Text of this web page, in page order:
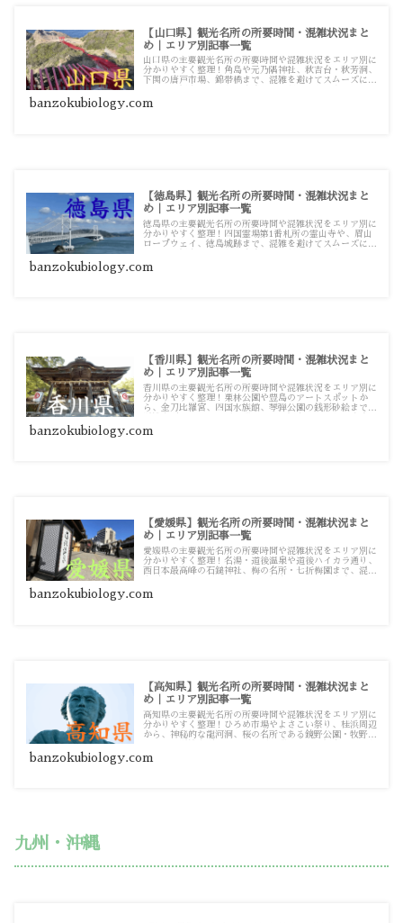
【山口県】観光名所の所要時間・混雑状況まと
め｜エリア別記事一覧
山口県の主要観光名所の所要時間や混雑状況をエリア別に
分かりやすく整理！角島や元乃隅神社、秋吉台・秋芳洞、
下関の唐戸市場、錦帯橋まで、混雑を避けてスムーズに巡
banzokubiology.com
【徳島県】観光名所の所要時間・混雑状況まと
め｜エリア別記事一覧
徳島県の主要観光名所の所要時間や混雑状況をエリア別に
分かりやすく整理！四国霊場第1番札所の霊山寺や、眉山
ロープウェイ、徳島城跡まで、混雑を避けてスムーズに巡
banzokubiology.com
【香川県】観光名所の所要時間・混雑状況まと
め｜エリア別記事一覧
香川県の主要観光名所の所要時間や混雑状況をエリア別に
分かりやすく整理！栗林公園や豊島のアートスポットか
ら、金刀比羅宮、四国水族館、琴弾公園の銭形砂絵まで、
イド記事一覧です。
banzokubiology.com
【愛媛県】観光名所の所要時間・混雑状況まと
め｜エリア別記事一覧
愛媛県の主要観光名所の所要時間や混雑状況をエリア別に
分かりやすく整理！名湯・道後温泉や道後ハイカラ通り、
西日本最高峰の石鎚神社、梅の名所・七折梅園まで、混雑
記事一覧です。
banzokubiology.com
【高知県】観光名所の所要時間・混雑状況まと
め｜エリア別記事一覧
高知県の主要観光名所の所要時間や混雑状況をエリア別に
分かりやすく整理！ひろめ市場やよさこい祭り、桂浜周辺
から、神秘的な龍河洞、桜の名所である鏡野公園・牧野公
け攻略ガイド記事一覧です。
banzokubiology.com
九州・沖縄